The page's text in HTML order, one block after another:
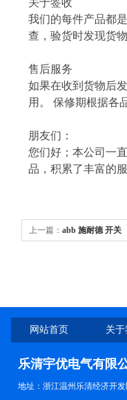
关于签收
我们的每件产品都
查，验货时发现货
售后服务
如果在收到货物后
用。 保修期根据各
朋友们：
您们好；本公司一
品，积累了丰富的
上一篇： abb 施耐德 开关
网站首页 关
乐清宇优电气有限
地址：浙江温州乐清经济开